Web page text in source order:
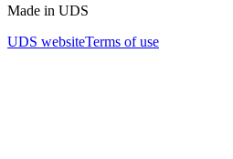
Made in UDS
UDS websiteTerms of use